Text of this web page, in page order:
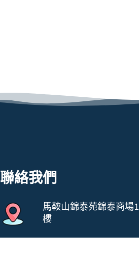
聯絡我們
馬鞍山錦泰苑錦泰商場1
樓